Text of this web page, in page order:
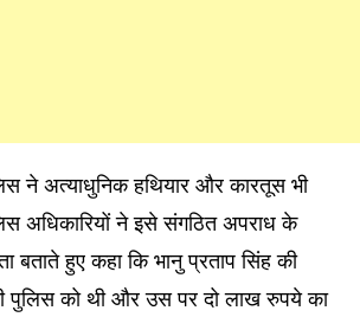
ने अत्याधुनिक हथियार और कारतूस भी
अधिकारियों ने इसे संगठित अपराध के
बताते हुए कहा कि भानु प्रताप सिंह की
पुलिस को थी और उस पर दो लाख रुपये का